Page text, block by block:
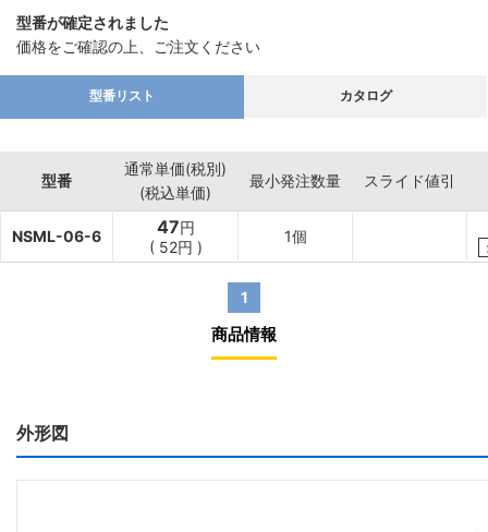
型番が確定されました
価格をご確認の上、ご注文ください
型番リスト カタログ
型番
通常単価(税別)
(税込単価)
最小発注数量 スライド値引
NSML-06-6 47円
( 52円 )
1個
1
商品情報
外形図